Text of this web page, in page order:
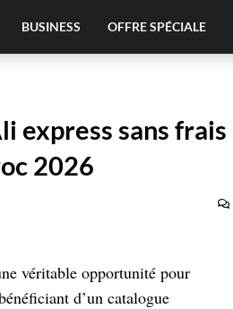
BUSINESS OFFRE SPÉCIALE
express sans frais
2026
véritable opportunité pour
d’un catalogue